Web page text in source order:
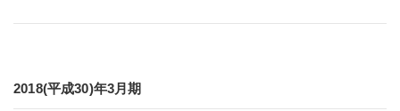
2018(平成30)年3月期